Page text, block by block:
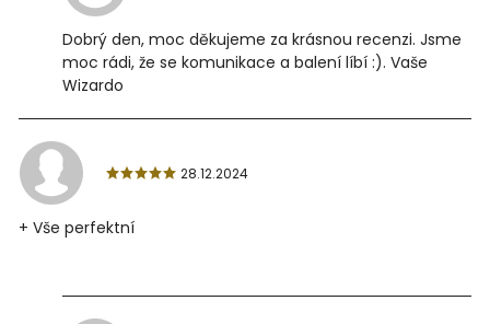
Dobrý den, moc děkujeme za krásnou recenzi. Jsme
moc rádi, že se komunikace a balení líbí :). Vaše
Wizardo
28.12.2024
+ Vše perfektní